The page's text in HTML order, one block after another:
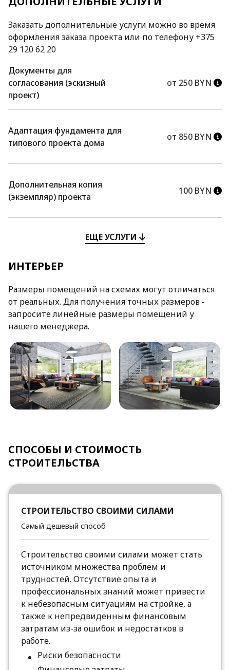
Заказать дополнительные услуги можно во время
оформления заказа проекта или по телефону +375
29 120 62 20
Документы для
согласования (эскизный
проект)
от 250 BYN
Адаптация фундамента для
типового проекта дома
от 850 BYN
Дополнительная копия
(экземпляр) проекта
100 BYN
ЕЩЕ УСЛУГИ
ИНТЕРЬЕР
Размеры помещений на схемах могут отличаться
от реальных. Для получения точных размеров -
запросите линейные размеры помещений у
нашего менеджера.
СПОСОБЫ И СТОИМОСТЬ
СТРОИТЕЛЬСТВА
СТРОИТЕЛЬСТВО СВОИМИ СИЛАМИ
Самый дешевый способ
Строительство своими силами может стать
источником множества проблем и
трудностей. Отсутствие опыта и
профессиональных знаний может привести
к небезопасным ситуациям на стройке, а
также к непредвиденным финансовым
затратам из-за ошибок и недостатков в
работе.
Риски безопасности